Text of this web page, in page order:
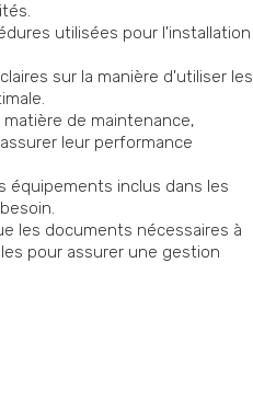
utilisées pour l'installation
sur la manière d'utiliser les
de maintenance,
leur performance
équipements inclus dans les
les documents nécessaires à
pour assurer une gestion